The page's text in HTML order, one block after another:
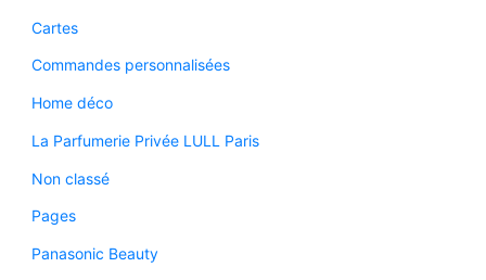
Cartes
Commandes personnalisées
Home déco
La Parfumerie Privée LULL Paris
Non classé
Pages
Panasonic Beauty